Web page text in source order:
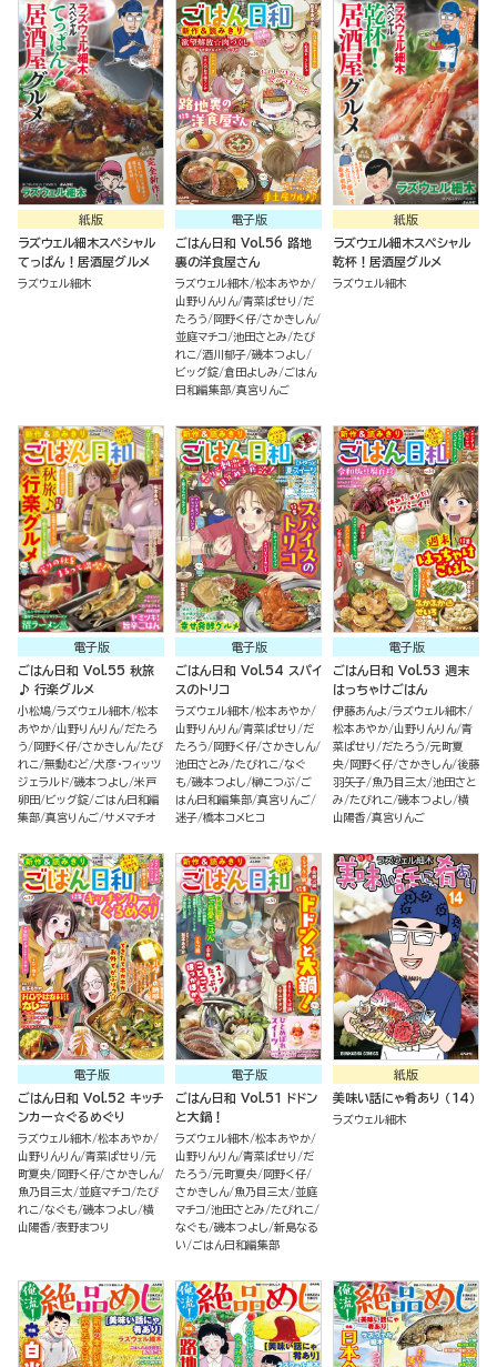
紙版
ラズウェル細木スペシャル
てっぱん！居酒屋グルメ
ラズウェル細木
電子版
ごはん日和 Vol.56 路地
裏の洋食屋さん
ラズウェル細木 松本あやか
山野りんりん 青菜ぱせり
だ
たろう
岡野く仔 さかきしん
並庭マチコ 池田さとみ たび
れこ 酒川郁子 磯本つよし
ビッグ錠 倉田よしみ
ごはん
日和編集部 真宮りんご
紙版
ラズウェル細木スペシャル
乾杯！居酒屋グルメ
ラズウェル細木
電子版
ごはん日和 Vol.55 秋旅
♪ 行楽グルメ
小松鳩 ラズウェル細木 松本
あやか 山野りんりん だたろ
う
岡野く仔 さかきしん たび
れこ 無動むど 犬彦・フィッツ
ジェラルド 磯本つよし 米戸
卵田
ビッグ錠 ごはん日和編
集部 真宮りんご サメマチオ
電子版
ごはん日和 Vol.54 スパイ
スのトリコ
ラズウェル細木 松本あやか
山野りんりん 青菜ぱせり
だ
たろう
岡野く仔 さかきしん
池田さとみ たびれこ なぐ
も 磯本つよし 榊こつぶ ご
はん日和編集部 真宮りんご
迷子 橋本コメヒコ
電子版
ごはん日和 Vol.53 週末
はっちゃけごはん
伊藤あんよ ラズウェル細木
松本あやか 山野りんりん 青
菜ぱせり
だたろう 元町夏
央 岡野く仔 さかきしん 後藤
羽矢子 魚乃目三太 池田さと
み たびれこ 磯本つよし 横
山陽香 真宮りんご
電子版
ごはん日和 Vol.52 キッチ
ンカー☆ぐるめぐり
ラズウェル細木 松本あやか
山野りんりん 青菜ぱせり
元
町夏央 岡野く仔 さかきしん
魚乃目三太
並庭マチコ たび
れこ なぐも 磯本つよし 横
山陽香 表野まつり
電子版
ごはん日和 Vol.51 ドドン
と大鍋！
ラズウェル細木 松本あやか
山野りんりん 青菜ぱせり
だ
たろう 元町夏央 岡野く仔
さかきしん 魚乃目三太
並庭
マチコ 池田さとみ たびれこ
なぐも 磯本つよし 新島なる
い
ごはん日和編集部
紙版
美味い話にゃ肴あり （14）
ラズウェル細木